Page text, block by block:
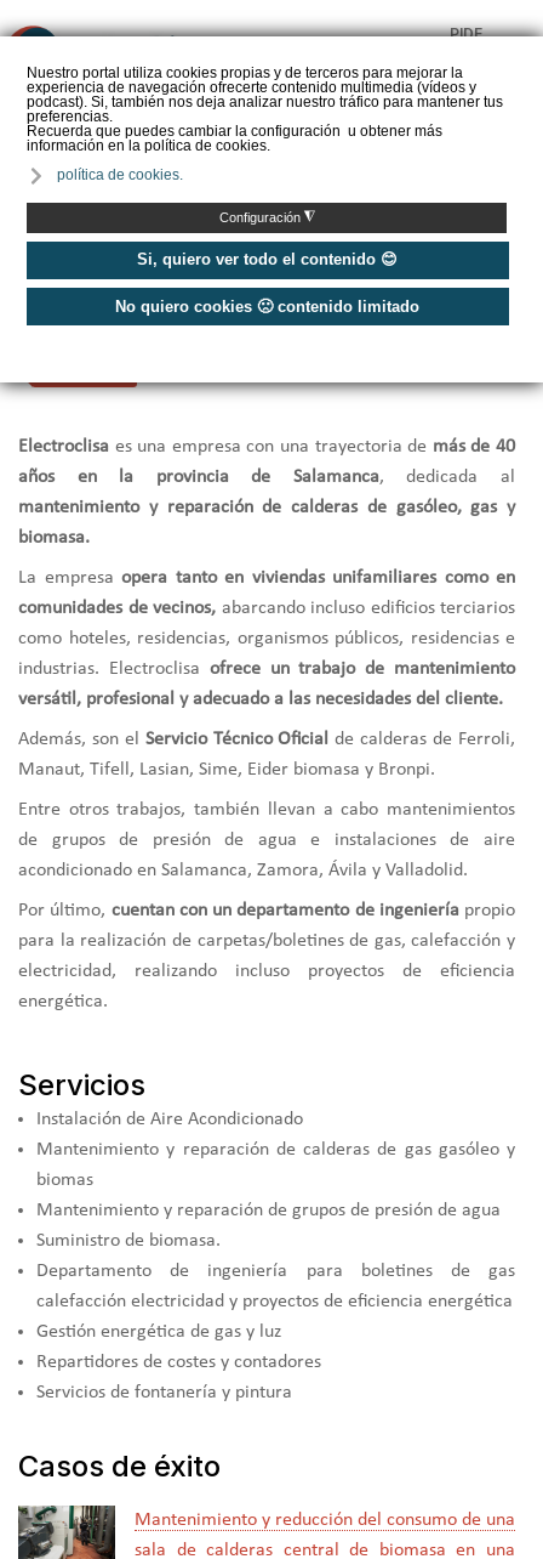
Nuestro portal utiliza cookies propias y de terceros para mejorar la
experiencia de navegación ofrecerte contenido multimedia (vídeos y
podcast). Si, también nos deja analizar nuestro tráfico para mantener tus
preferencias.
Recuerda que puedes cambiar la configuración u obtener más
información en la política de cookies.
política de cookies.
Configuración ◮
Si, quiero ver todo el contenido 😊
No quiero cookies 🙁 contenido limitado
PIDE
CALORYFRIO
Inicio
Electro-Clisa - Instalación,
mantenimiento y reparación
Electroclisa es una empresa con una trayectoria de más de 40
años en la provincia de Salamanca, dedicada al
mantenimiento y reparación de calderas de gasóleo, gas y
biomasa.
La empresa opera tanto en viviendas unifamiliares como en
comunidades de vecinos, abarcando incluso edificios terciarios
como hoteles, residencias, organismos públicos, residencias e
industrias. Electroclisa ofrece un trabajo de mantenimiento
versátil, profesional y adecuado a las necesidades del cliente.
Además, son el Servicio Técnico Oficial de calderas de Ferroli,
Manaut, Tifell, Lasian, Sime, Eider biomasa y Bronpi.
Entre otros trabajos, también llevan a cabo mantenimientos
de grupos de presión de agua e instalaciones de aire
acondicionado en Salamanca, Zamora, Ávila y Valladolid.
Por último, cuentan con un departamento de ingenieríapropio
para la realización de carpetas/boletines de gas, calefacción y
electricidad, realizando incluso proyectos de eficiencia
energética.
Servicios
Instalación de Aire Acondicionado
Mantenimiento y reparación de calderas de gas gasóleo y
biomas
Mantenimiento y reparación de grupos de presión de agua
Suministro de biomasa.
Departamento de ingeniería para boletines de gas
calefacción electricidad y proyectos de eficiencia energética
Gestión energética de gas y luz
Repartidores de costes y contadores
Servicios de fontanería y pintura
Casos de éxito
Mantenimiento y reducción del consumo de una
sala de calderas central de biomasa en una